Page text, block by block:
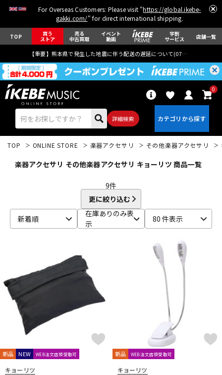
For Overseas Customers: Please visit "https://global.ikebe-
gakki.com/" for direct international shipping.
TOP 買う
ストア
売る
中古買取
イベント
動画
学割
サービス 店舗一覧
【重要】熊本県で発生した地震に伴う配送の遅延について(07月29日
詳細検索
0
ドラム パーカッション
電子ピアノ
その他楽器
TOP ONLINE STORE 楽器アクセサリ その他楽器アクセサリ
楽器アクセサリ その他楽器アクセサリ キョーリツ 商品一覧
9件
更に絞り込む
新着順
在庫ありのみ表
示
80 件表示
新品 NEW WEB注文店頭受取可
キョーリツ
新品 WEB注文店頭受取可
キョーリツ